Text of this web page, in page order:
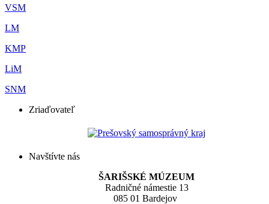
VSM
LM
KMP
LiM
SNM
Zriaďovateľ
Navštívte nás
ŠARIŠSKÉ MÚZEUM
Radničné námestie 13
085 01 Bardejov